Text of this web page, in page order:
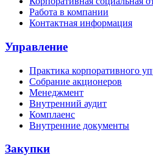
Работа в компании
Контактная информация
Управление
Практика корпоративного
Собрание акционеров
Менеджмент
Внутренний аудит
Комплаенс
Внутренние документы
Закупки